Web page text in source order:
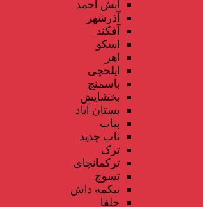
آبش احمد
آذرشهر
آقکند
اسکو
اهر
ایلخچی
باسمنج
بخشایش
بستان آباد
بناب
ناب جدید
ترک
ترکمانچای
تسوج
تیکمه داش
جلفا